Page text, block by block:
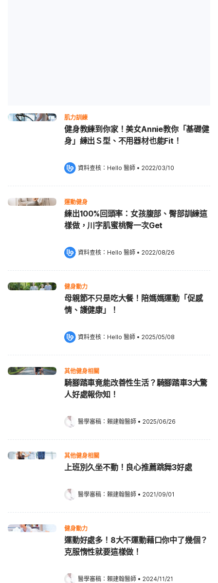
肌力訓練
健身教練到你家！美女Annie教你「基礎健
身」練出Ｓ型、不用器材也能Fit！
資料查核： Hello 醫師 • 2022/03/10
運動健身
練出100%回頭率：女孩腹部、臀部訓練這
樣做，川字肌蜜桃臀一次Get
資料查核： Hello 醫師 • 2022/08/26
健身動力
母親節不只是吃大餐！陪媽媽運動「促感
情、護健康」！
資料查核： Hello 醫師 • 2025/05/08
其他健身相關
騎腳踏車竟能改善性生活？騎腳踏車3大驚
人好處報你知！
醫學審稿： 賴建翰醫師 • 2025/06/26
其他健身相關
上班別久坐不動！良心推薦跳舞3好處
醫學審稿： 賴建翰醫師 • 2021/09/01
健身動力
運動好處多！8大不運動藉口你中了幾個？
克服惰性就要這樣做！
醫學審稿： 賴建翰醫師 • 2024/11/21